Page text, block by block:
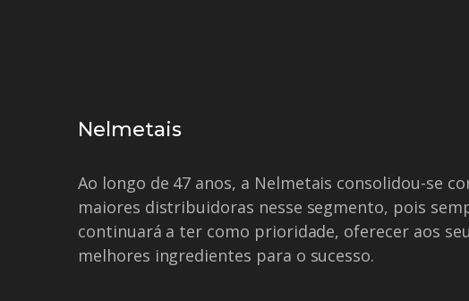
Nelmetais
Ao longo de 47 anos, a Nelmetais consolidou-se
maiores distribuidoras nesse segmento, pois
continuará a ter como prioridade, oferecer aos
melhores ingredientes para o sucesso.